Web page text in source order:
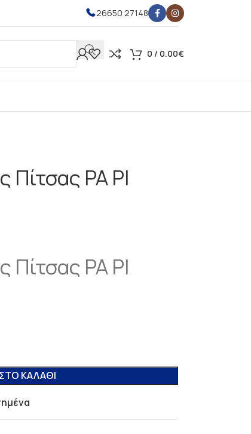
26650 27148
0 / 0.00€
PA PI
PA PI
ΚΑΛΆΘΙ